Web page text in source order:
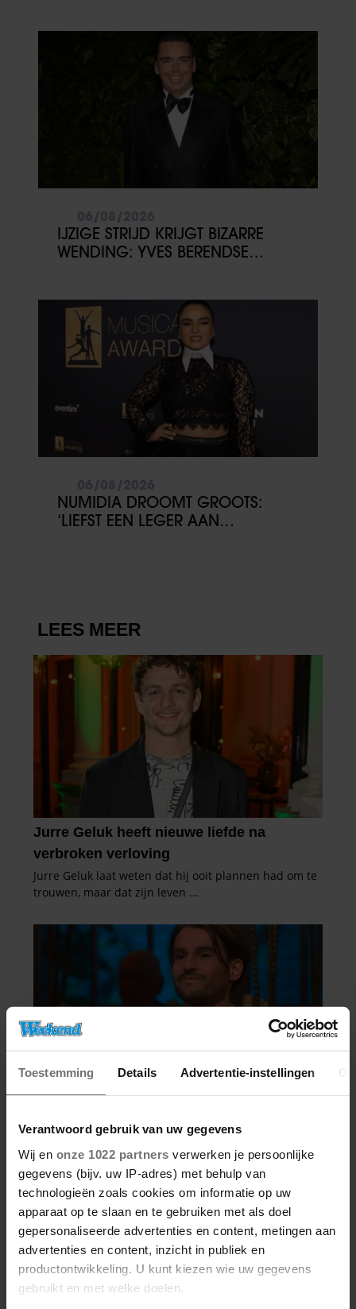
Toestemming Details Advertentie-instellingen
Verantwoord gebruik van uw gegevens
Wij en onze 1022 partners verwerken je persoonlijke
gegevens (bijv. uw IP-adres) met behulp van
technologieën zoals cookies om informatie op uw
apparaat op te slaan en te gebruiken met als doel
gepersonaliseerde advertenties en content, metingen aan
advertenties en content, inzicht in publiek en
productontwikkeling. U kunt kiezen wie uw gegevens
gebruikt en met welke doelen.
IJZIGE STRIJD KRIJGT BIZARRE
WENDING: YVES BERENDSE
NUMIDIA DROOMT GROOTS:
‘LIEFST EEN LEGER AAN